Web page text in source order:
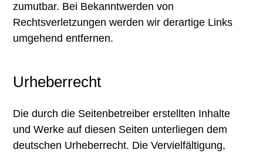
zumutbar. Bei Bekanntwerden von
Rechtsverletzungen werden wir derartige Links
umgehend entfernen.
Urheberrecht
Die durch die Seitenbetreiber erstellten Inhalte
und Werke auf diesen Seiten unterliegen dem
deutschen Urheberrecht. Die Vervielfältigung,